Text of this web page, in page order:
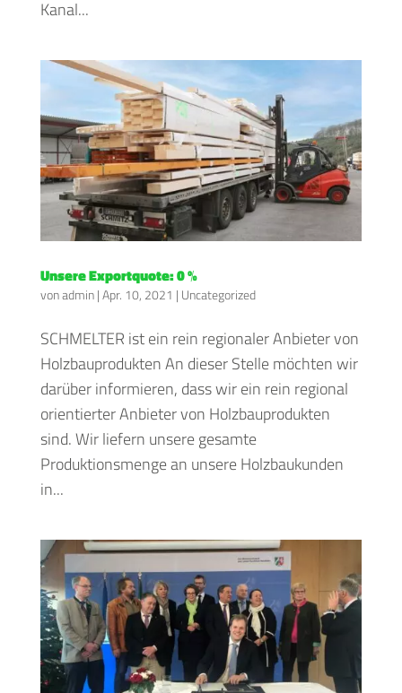
Kanal...
Unsere Exportquote: 0 %
vonadmin|Apr. 10, 2021 | Uncategorized
SCHMELTER ist ein rein regionaler Anbieter von
Holzbauprodukten An dieser Stelle möchten wir
darüber informieren, dass wir ein rein regional
orientierter Anbieter von Holzbauprodukten
sind. Wir liefern unsere gesamte
Produktionsmenge an unsere Holzbaukunden
in...